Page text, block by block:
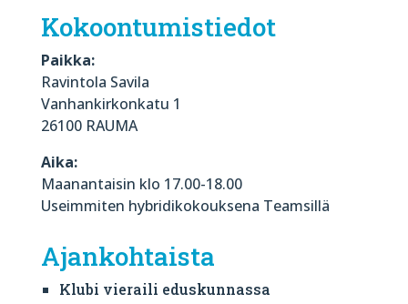
Kokoontumistiedot
Paikka:
Ravintola Savila
Vanhankirkonkatu 1
26100 RAUMA
Aika:
Maanantaisin klo 17.00-18.00
Useimmiten hybridikokouksena Teamsillä
Ajankohtaista
Klubi vieraili eduskunnassa